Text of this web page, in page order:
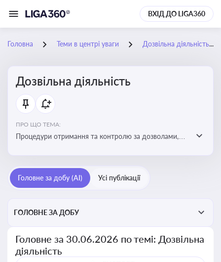
ВХІД ДО LIGA360
Головна Теми в центрі уваги Дозвільна діяльність
Дозвільна діяльність
ПРО ЩО ТЕМА:
Процедури отримання та контролю за дозволами,
законодавстві, щоб уникнути порушень та
забезпечити відповідність вимогам регуляторних
Головне за добу (AI) Усі публікації
ГОЛОВНЕ ЗА ДОБУ
Головне за 30.06.2026 по темі: Дозвільна
діяльність